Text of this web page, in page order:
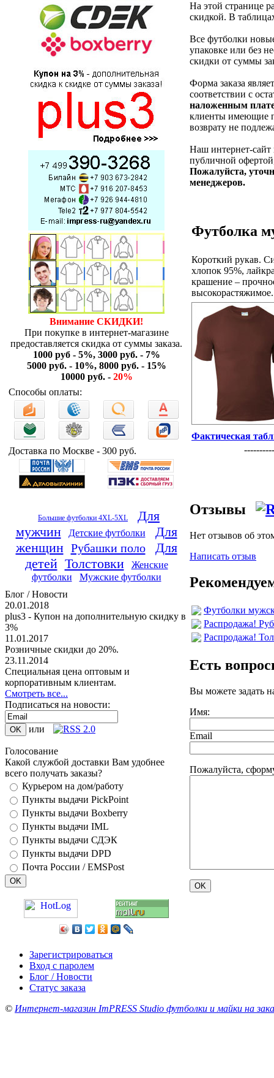
Внимание СКИДКИ!
При покупке в интернет-магазине
предоставляется скидка от суммы заказа.
1000 руб - 5%, 3000 руб. - 7%
5000 руб. - 10%, 8000 руб. - 15%
10000 руб. - 20%
Способы оплаты:
Доставка по Москве - 300 руб.
Большие футболки 4XL-5XL
Для
мужчин
Детские футболки
Для
женщин Рубашки поло
Для
детей Толстовки
Женские
футболки
Мужские футболки
Блог / Новости
20.01.2018
plus3 - Купон на дополнительную скидку в
3%
11.01.2017
Розничные скидки до 20%.
23.11.2014
Специальная цена оптовым и
корпоративным клиентам.
Смотреть все...
Подписаться на новости:
или
Голосование
Какой службой доставки Вам удобнее
всего получать заказы?
Курьером на дом/работу
Пункты выдачи PickPoint
Пункты выдачи Boxberry
Пункты выдачи IML
Пункты выдачи СДЭК
Пункты выдачи DPD
Почта России / EMSPost
На этой странице
скидкой. В
Все футболки
упаковке или без
скидки от суммы
Форма заказа
соответствии c
наложенным
клиенты имеющие
возврату не
Наш интернет-
публичной
Пожалуйста,
менеджеров.
Футболка
Короткий рукав.
хлопок 95%,
крашение –
Фактическая
Отзывы
Нет отзывов об
Написать отзыв
Футболки
Распродажа!
Распродажа!
Есть
Вы можете задать
Имя:
Email
Пожалуйста,
Зарегистрироваться
Вход с паролем
Блог / Новости
Статус заказа
© Интернет-магазин ImPRESS Studio футболки и майки на